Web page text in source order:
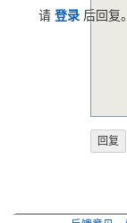
请 登录 后回复